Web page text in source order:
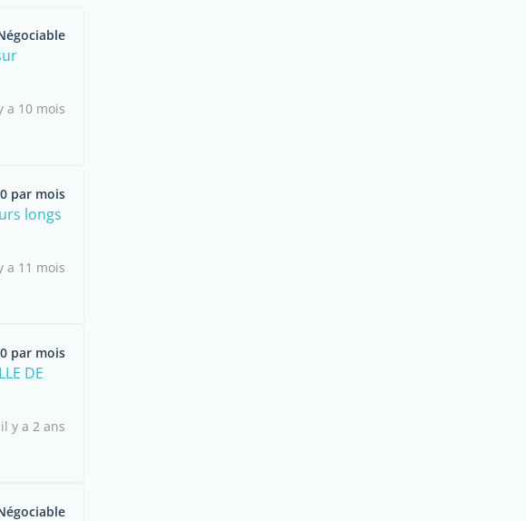
a 10 mois
par mois
longs
a 11 mois
par mois
DE
il y a 2 ans